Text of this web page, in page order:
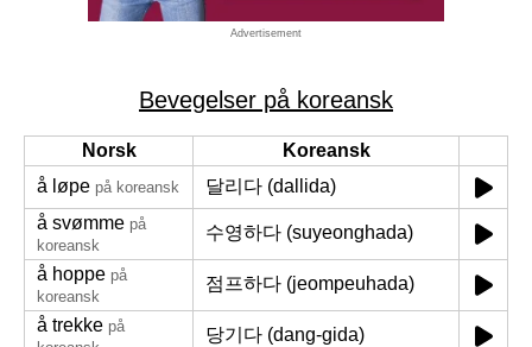
Advertisement
Bevegelser på koreansk
Norsk
Koreansk
å løpe på koreansk
달리다 (dallida)
å svømme på
koreansk
수영하다 (suyeonghada)
å hoppe på
koreansk
점프하다 (jeompeuhada)
å trekke på
당기다 (dang-gida)